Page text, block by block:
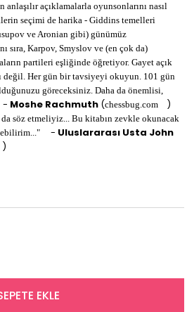
açıklamalarla oyunsonlarını nasıl
seçimi de harika - Giddins temelleri
ve Aronian gibi) günümüz
sıra, Karpov, Smyslov ve (en çok da)
partileri eşliğinde öğretiyor. Gayet açık
değil. Her gün bir tavsiyeyi okuyun. 101 gün
göreceksiniz. Daha da önemlisi,
- Moshe Rachmuth (chessbug.com
)
söz etmeliyiz... Bu kitabın zevkle okunacak
- Uluslararası Usta John
)